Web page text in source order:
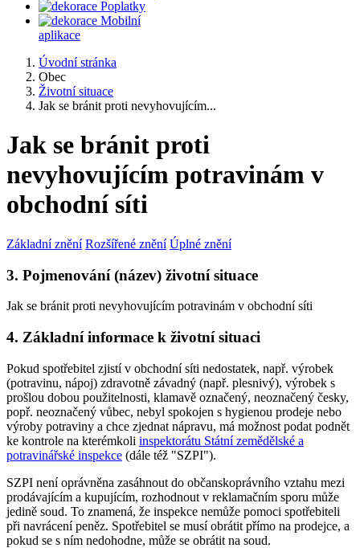
Poplatky
Mobilní
aplikace
Úvodní stránka
Obec
Životní situace
Jak se bránit proti nevyhovujícím...
Jak se bránit proti
nevyhovujícím potravinám v
obchodní síti
Základní znění Rozšířené znění Úplné znění
3. Pojmenování (název) životní situace
Jak se bránit proti nevyhovujícím potravinám v obchodní síti
4. Základní informace k životní situaci
Pokud spotřebitel zjistí v obchodní síti nedostatek, např. výrobek
(potravinu, nápoj) zdravotně závadný (např. plesnivý), výrobek s
prošlou dobou použitelnosti, klamavě označený, neoznačený česky,
popř. neoznačený vůbec, nebyl spokojen s hygienou prodeje nebo
výroby potraviny a chce zjednat nápravu, má možnost podat podnět
ke kontrole na kterémkoli inspektorátu Státní zemědělské a
potravinářské inspekce (dále též "SZPI").
SZPI není oprávněna zasáhnout do občanskoprávního vztahu mezi
prodávajícím a kupujícím, rozhodnout v reklamačním sporu může
jedině soud. To znamená, že inspekce nemůže pomoci spotřebiteli
při navrácení peněz. Spotřebitel se musí obrátit přímo na prodejce, a
pokud se s ním nedohodne, může se obrátit na soud.